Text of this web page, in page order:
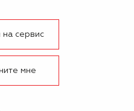
на сервис
мне